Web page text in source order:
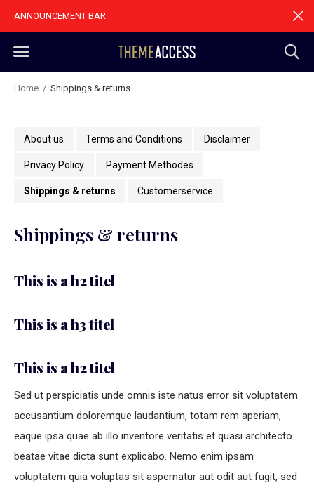
ANNOUNCEMENT BAR
Home Shippings & returns
About us Terms and Conditions Disclaimer
Privacy Policy Payment Methodes
Shippings & returns Customerservice
Shippings & returns
This is a h2 titel
This is a h3 titel
This is a h2 titel
Sed ut perspiciatis unde omnis iste natus error sit voluptatem
accusantium doloremque laudantium, totam rem aperiam,
eaque ipsa quae ab illo inventore veritatis et quasi architecto
beatae vitae dicta sunt explicabo. Nemo enim ipsam
voluptatem quia voluptas sit aspernatur aut odit aut fugit, sed